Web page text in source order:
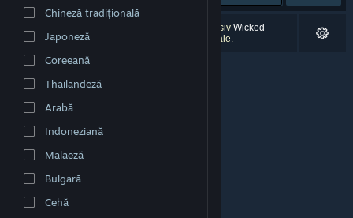
Schimbă limba
Vezi site în versiunea pentru desktop
Chineză tradițională
Japoneză
Coreeană
Thailandeză
Arabă
Indoneziană
Malaeză
Bulgară
Cehă
0 rezultate corespund căutării tale. 9 titluri (inclusiv Wicked
Seed
) au fost excluse în funcție de preferințele tale.